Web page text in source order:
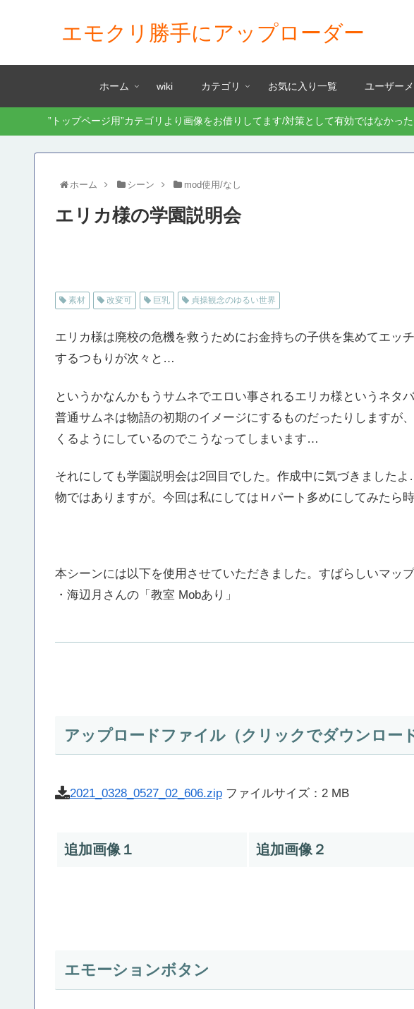
エモクリ勝手にアップローダー
ホーム wiki カテゴリ お気に入り一覧 ユーザー
”トップページ用”カテゴリより画像をお借りしてます/対策として有効ではなか
ホーム シーン mod使用/なし
エリカ様の学園説明会
素材 改変可 巨乳 貞操観念のゆるい世界
エリカ様は廃校の危機を救うためにお金持ちの子供を集めてエッ
するつもりが次々と…
というかなんかもうサムネでエロい事されるエリカ様というネタ
普通サムネは物語の初期のイメージにするものだったりしますが
くるようにしているのでこうなってしまいます…
それにしても学園説明会は2回目でした。作成中に気づきました
物ではありますが。今回は私にしてはＨパート多めにしてみたら
本シーンには以下を使用させていただきました。すばらしいマッ
・海辺月さんの「教室 Mobあり」
アップロードファイル（クリックでダウンロード
2021_0328_0527_02_606.zipファイルサイズ：2 MB
追加画像１ 追加画像２
エモーションボタン